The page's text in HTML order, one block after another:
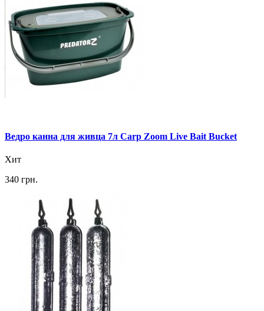
Ведро канна для живца 7л Carp Zoom Live Bait Bucket
Хит
340 грн.